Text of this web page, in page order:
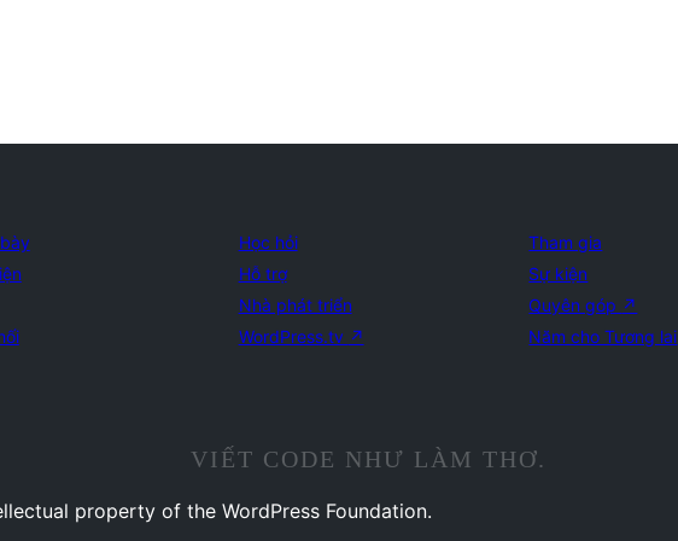
Học hỏi
Hỗ trợ
Nhà phát triển
WordPress.tv ↗
Tham gia
Sự kiện
Quyên góp ↗
Năm cho Tương lai
VIẾT CODE NHƯ LÀM THƠ.
property of the WordPress Foundation.